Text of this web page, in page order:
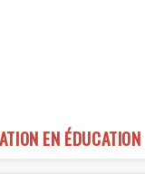
EN ÉDUCATION